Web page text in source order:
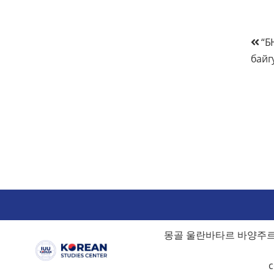
글
몽골 울란바타르 바양주